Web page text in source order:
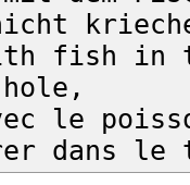
fish in
le
dans le